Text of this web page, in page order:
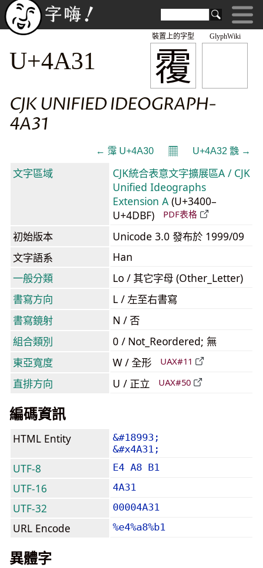
GlyphWiki
䨱
裝置上的字型
U+4A31
CJK UNIFIED IDEOGRAPH-
4A31
← 䨰 U+4A30 𝄜 U+4A32 䨲 →
文字區域
CJK統合表意文字擴展區A / CJK
Unified Ideographs
Extension A (U+3400–
U+4DBF)
PDF表格
初始版本
Unicode 3.0 發布於 1999/09
文字語系
Han
一般分類
Lo / 其它字母 (Other_Letter)
書寫方向
L / 左至右書寫
書寫鏡射
N / 否
組合類別
0 / Not_Reordered; 無
東亞寬度
W / 全形 UAX#11
直排方向 U / 正立 UAX#50
編碼資訊
HTML Entity
&#18993;
&#x4A31;
UTF-8 E4 A8 B1
UTF-16 4A31
UTF-32 00004A31
URL Encode %e4%a8%b1
異體字